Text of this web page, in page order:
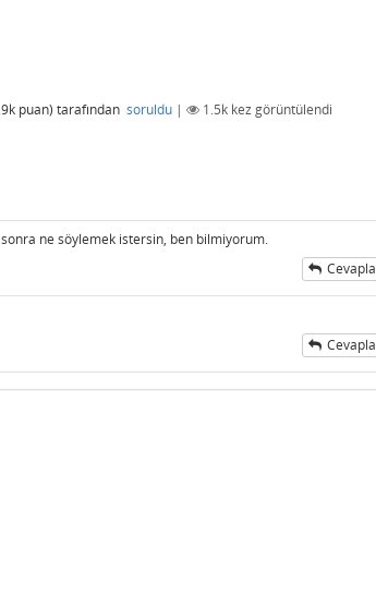
puan) tarafından soruldu | 1.5k kez görüntülendi
sonra ne söylemek istersin, ben bilmiyorum.
Cevapla
Cevapla